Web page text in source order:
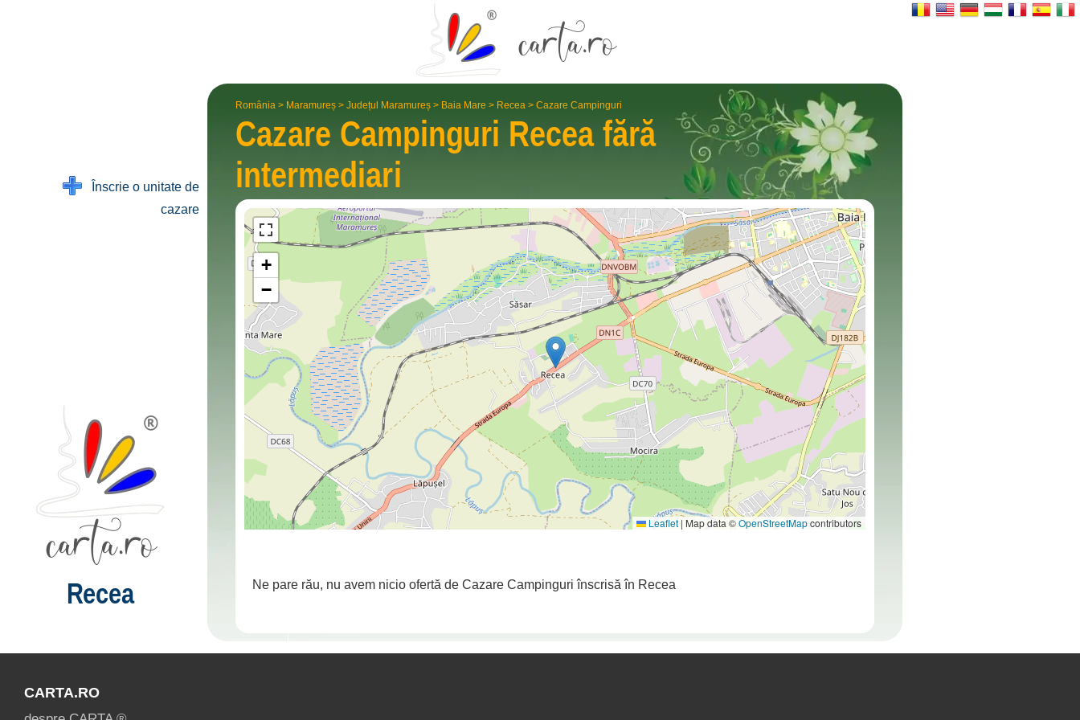
România > Maramureș > Județul Maramureș > Baia Mare > Recea > Cazare Campinguri
Cazare Campinguri Recea fără
interme­diari
+
−
Leaflet | Map data ©OpenStreetMapcontributors
Ne pare rău, nu avem nicio ofertă de Cazare Campinguri înscrisă în Recea
Înscrie o unitate de
cazare
Recea
CARTA.RO